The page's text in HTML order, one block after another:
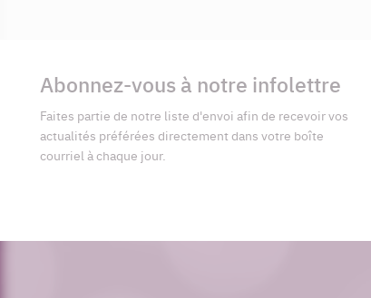
complémentaires
Abonnez-vous à notre infolettre
Faites partie de notre liste d'envoi afin de recevoir vos
actualités préférées directement dans votre boîte
courriel à chaque jour.